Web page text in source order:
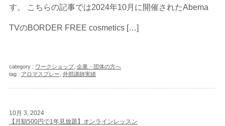
す。 こちらの記事では2024年10月に開催されたAbema
TVのBORDER FREE cosmetics […]
category : ワークショップ, 企業・団体の方へ
tag : アロマスプレー 外部講師実績
10月 3, 2024
【月額500円で1年見放題】オンラインレッスン